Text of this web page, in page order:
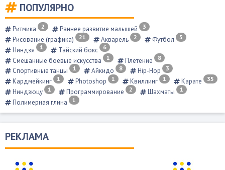
ПОПУЛЯРНО
Ритмика 2 Раннее развитие малышей 3
Рисование (графика) 21 Акварель 2 Футбол 5
Ниндзя 1 Тайский бокс 6
Смешанные боевые искусства 1 Плетение 8
Спортивные танцы 1 Айкидо 8 Hip-Hop 3
Кардмейкинг 1 Photoshop 1 Квиллинг 1 Карате 35
Ниндзюцу 1 Программирование 2 Шахматы 1
Полимерная глина 1
РЕКЛАМА